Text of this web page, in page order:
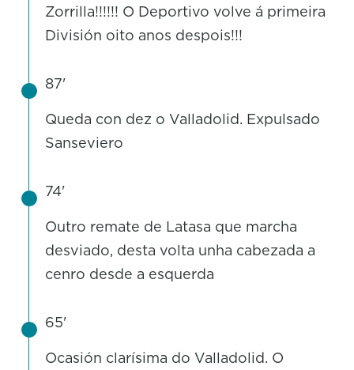
65'
Ocasión clarísima do Valladolid. O
74'
Outro remate de Latasa que marcha
desviado, desta volta unha cabezada a
cenro desde a esquerda
87'
Queda con dez o Valladolid. Expulsado
Sanseviero
Zorrilla!!!!!! O Deportivo volve á primeira
División oito anos despois!!!